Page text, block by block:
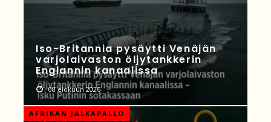
Iso-Britannia pysäytti Venäjän
varjolaivaston öljytankkerin
Englannin kanaalissa
08 elokuun 2026
AFRIKAN JALKAPALLO